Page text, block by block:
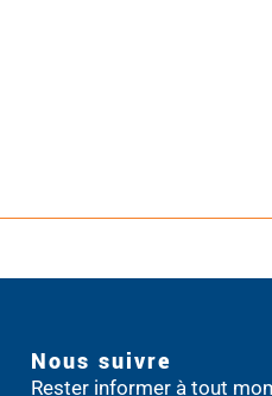
Nous suivre
Rester informer à tout